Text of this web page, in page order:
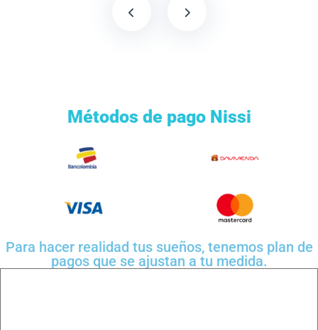
Métodos de pago Nissi
Para hacer realidad tus sueños, tenemos plan de
pagos que se ajustan a tu medida.